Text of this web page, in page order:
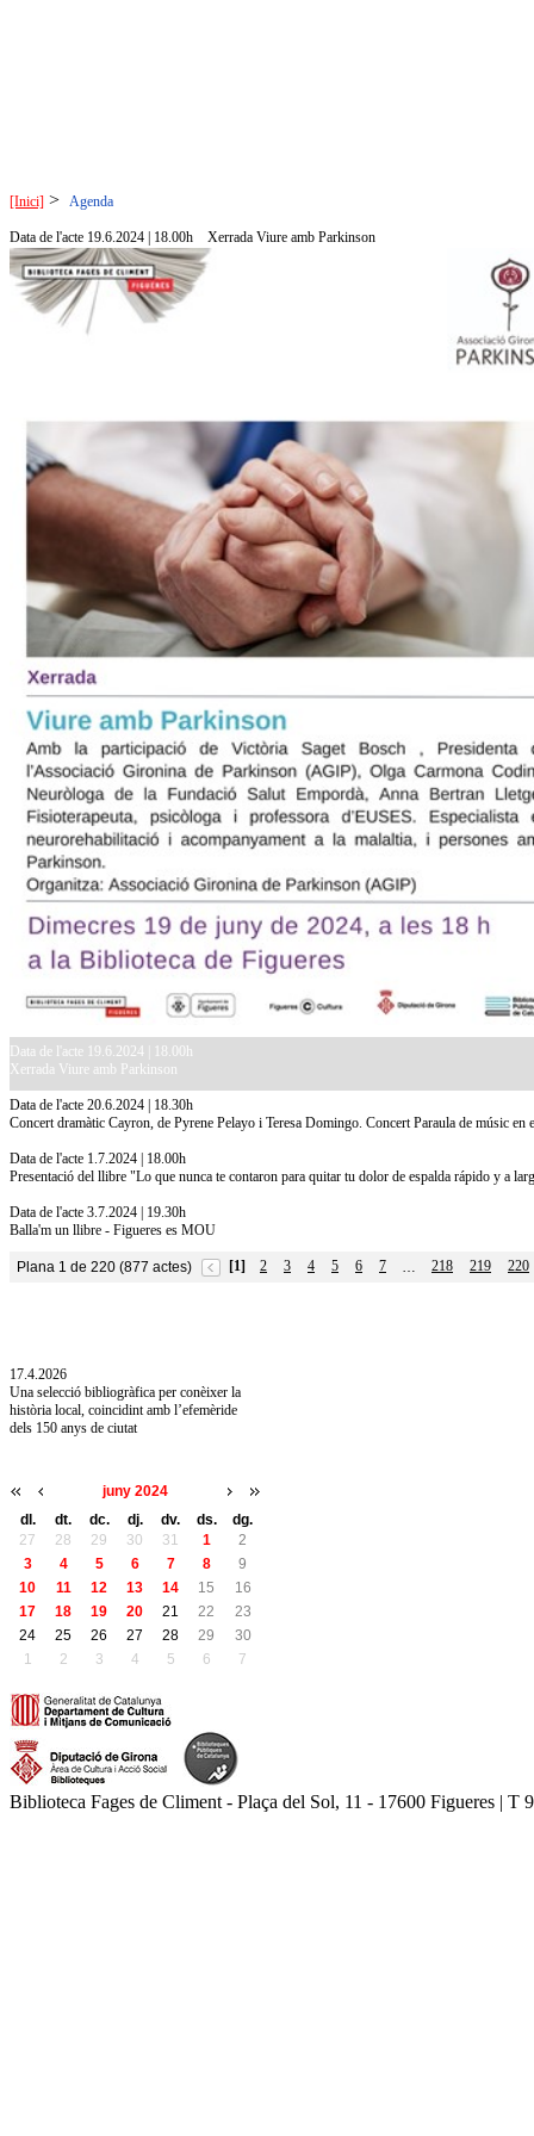
[Inici] > Agenda
Data de l'acte 19.6.2024 | 18.00h Xerrada Viure amb Parkinson
Data de l'acte 19.6.2024 | 18.00h
Xerrada Viure amb Parkinson
Data de l'acte 20.6.2024 | 18.30h
Concert dramàtic Cayron, de Pyrene Pelayo i Teresa Domingo. Concert Paraula de músic
Data de l'acte 1.7.2024 | 18.00h
Presentació del llibre "Lo que nunca te contaron para quitar tu dolor de espalda rápido y a
Data de l'acte 3.7.2024 | 19.30h
Balla'm un llibre - Figueres es MOU
Plana 1 de 220 (877 actes) [1] 2 3 4 5 6 7 … 218 219
220
17.4.2026
Una selecció bibliogràfica per conèixer la
història local, coincidint amb l’efemèride
dels 150 anys de ciutat
juny 2024
dl.
dt. dc. dj. dv. ds.
dg.
27
28 29 30 31 1
2
3
4 5 6 7 8
9
10
11 12 13 14 15
16
17
18 19 20 21 22
23
24
25 26 27 28 29
30
1
2 3 4 5 6 7
Biblioteca Fages de Climent - Plaça del Sol, 11 - 17600 Figueres |